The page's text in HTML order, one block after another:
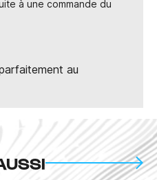
à une commande du
au